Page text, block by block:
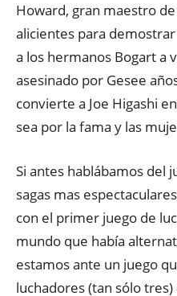
Howard, gran maestro
alicientes para
a los hermanos Bogart a
asesinado por Gesee
convierte a Joe Higashi
sea por la fama y las
Si antes hablábamos del
sagas mas
con el primer juego de
mundo que había
estamos ante un juego
luchadores (tan sólo